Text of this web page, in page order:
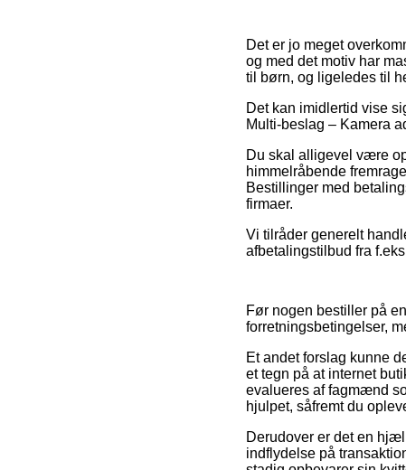
Det er jo meget
og med det motiv har
til børn, og ligeledes til
Det kan imidlertid vise
Multi-beslag – Kamera
Du skal alligevel være
himmelråbende
Bestillinger med
firmaer.
Vi tilråder generelt
afbetalingstilbud fra
Før nogen bestiller på
forretningsbetingelser,
Et andet forslag kunne
et tegn på at internet
evalueres af fagmænd
hjulpet, såfremt du
Derudover er det en
indflydelse på